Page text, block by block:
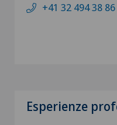
+41 32 494 38 86
Esperienze